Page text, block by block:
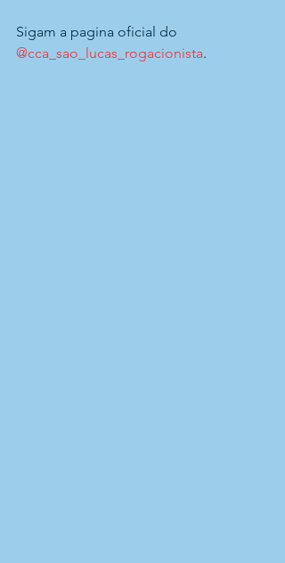
Sigam a pagina oficial do
@cca_sao_lucas_rogacionista.